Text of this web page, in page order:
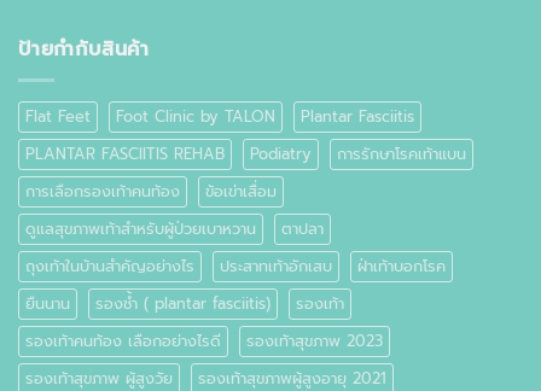
ป้ายกำกับสินค้า
Flat Feet Foot Clinic by TALON
Plantar Fasciitis
PLANTAR FASCIITIS REHAB
Podiatry
การรักษาโรคเท้าแบน
การเลือกรองเท้าคนท้อง
ข้อเข่าเสื่อม
ดูแลสุขภาพเท้าสำหรับผู้ป่วยเบาหวาน
ตาปลา
ถุงเท้าในบ้านสำคัญอย่างไร
ประสาทเท้าอักเสบ
ฝ่าเท้าบอกโรค
ยืนนาน
รองช้ำ ( plantar fasciitis)
รองเท้า
รองเท้าคนท้อง เลือกอย่างไรดี
รองเท้าสุขภาพ 2023
รองเท้าสุขภาพ ผู้สูงวัย
รองเท้าสุขภาพผู้สูงอายุ 2021